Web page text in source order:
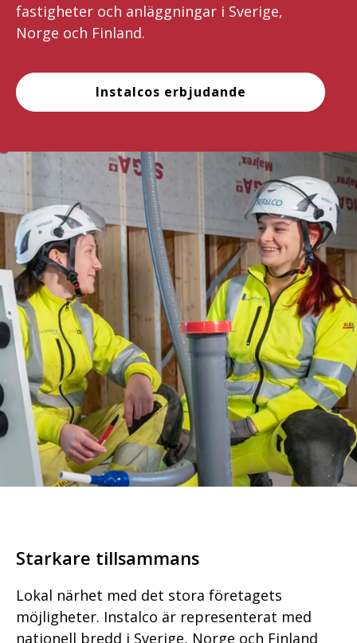
fastigheter och anläggningar i Sverige,
Norge och Finland.
Instalcos erbjudande
Starkare tillsammans
Lokal närhet med det stora företagets
möjligheter. Instalco är representerat med
nationell bredd i Sverige, Norge och Finland